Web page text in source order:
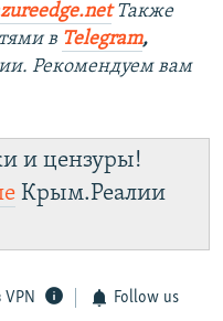
Также
в Telegram,
Рекомендуем вам
и цензуры!
Крым.Реалии
VPN Follow us